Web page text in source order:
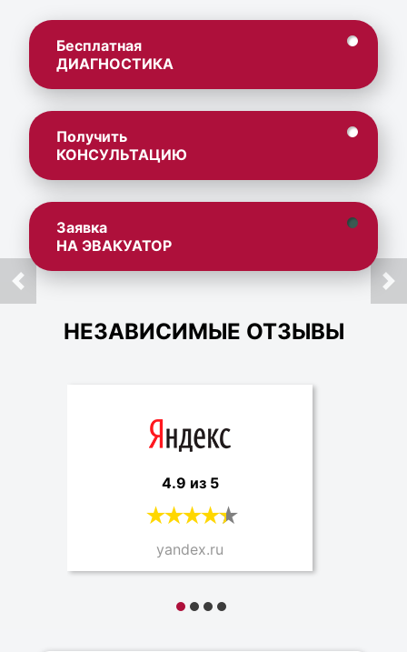
Бесплатная
ДИАГНОСТИКА
Получить
КОНСУЛЬТАЦИЮ
Заявка
НА ЭВАКУАТОР
НЕЗАВИСИМЫЕ ОТЗЫВЫ
4.9 из 5
yandex.ru